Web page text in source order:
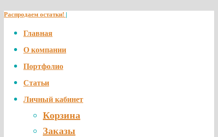
Распродаем остатки! |
Главная
О компании
Портфолио
Статьи
Личный кабинет
Корзина
Заказы